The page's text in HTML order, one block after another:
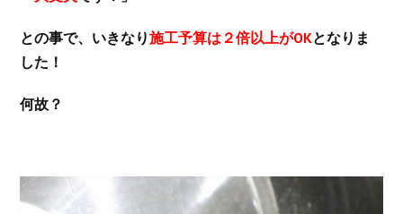
との事で、いきなり施工予算は２倍以上がOKとなりま
した！
何故？